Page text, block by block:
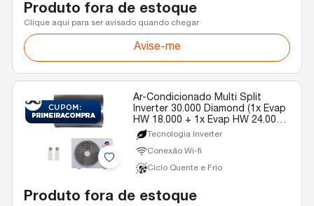
Produto fora de estoque
Clique aqui para ser avisado quando chegar
Avise-me
Ar-Condicionado Multi Split
Inverter 30.000 Diamond (1x Evap
HW 18.000 + 1x Evap HW 24.000)
Gree Quente/Frio R-32 220v
Tecnologia Inverter
Conexão Wi-fi
Ciclo Quente e Frio
Produto fora de estoque